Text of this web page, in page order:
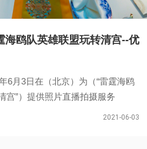
海鸥队英雄联盟玩转清宫--优
6月3日在（北京）为（“雷霆海鸥
宫”）提供照片直播拍摄服务
2021-06-03